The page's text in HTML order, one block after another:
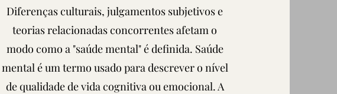
Diferenças culturais, julgamentos subjetivos e
teorias relacionadas concorrentes afetam o
modo como a "saúde mental" é definida. Saúde
mental é um termo usado para descrever o nível
de qualidade de vida cognitiva ou emocional. A